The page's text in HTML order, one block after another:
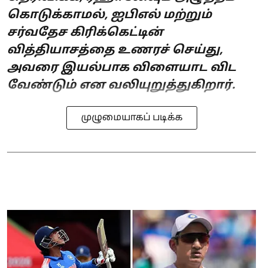
கொடுக்காமல், ஐபிஎல் மற்றும்
சர்வதேச கிரிக்கெட்டின்
வித்தியாசத்தை உணரச் செய்து,
அவரை இயல்பாக விளையாட விட
வேண்டும் என வலியுறுத்துகிறார்.
முழுமையாகப் படிக்க